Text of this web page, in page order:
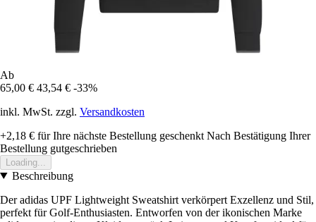
Ab
65,00 € 43,54 € -33%
inkl. MwSt. zzgl. Versandkosten
+2,18 € für Ihre nächste Bestellung geschenkt Nach Bestätigung Ihrer
Bestellung gutgeschrieben
Loading...
Beschreibung
Der adidas UPF Lightweight Sweatshirt verkörpert Exzellenz und Stil,
perfekt für Golf-Enthusiasten. Entworfen von der ikonischen Marke